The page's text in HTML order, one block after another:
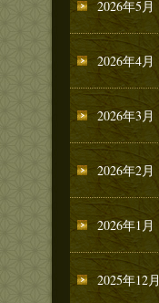
2026年5月
2026年4月
2026年3月
2026年2月
2026年1月
2025年12月